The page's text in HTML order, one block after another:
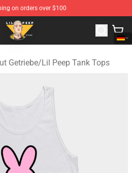
on orders over $100
Lil Peep Merchandise Shop
Getriebe/Lil Peep Tank Tops